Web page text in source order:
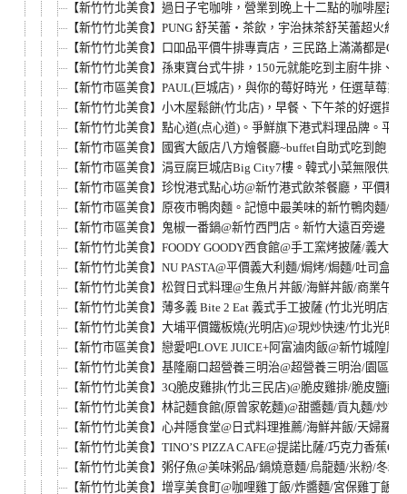
【新竹竹北美食】過日子宅咖啡，營業到晚上十二點的咖啡屋甜
【新竹竹北美食】PUNG 舒芙蕾‧茶飲，宇治抹茶舒芙蕾超火
【新竹竹北美食】口吅品平價牛排專賣店，三民路上滿滿都是
【新竹竹北美食】孫東寶台式牛排，150元就能吃到主廚牛排、
【新竹市區美食】PAUL(巨城店)，與你的莓好時光，任選草莓系
【新竹竹北美食】小木屋鬆餅(竹北店)，早餐、下午茶的好選擇
【新竹竹北美食】點心道(点心道)。爭鮮旗下港式料理品牌。平
【新竹市區美食】國賓大飯店八方燴餐廳~buffet自助式吃到飽
【新竹市區美食】涓豆腐巨城店Big City7樓。韓式小菜無限供
【新竹市區美食】珍悅港式點心坊@新竹港式飲茶餐廳，平價
【新竹市區美食】原夜市鴨肉麵。記憶中最美味的新竹鴨肉麵/
【新竹市區美食】鬼椒一番鍋@新竹西門店。新竹大遠百旁邊
【新竹竹北美食】FOODY GOODY西食館@手工窯烤披薩/義大
【新竹竹北美食】NU PASTA@平價義大利麵/焗烤/焗麵/吐司盒
【新竹竹北美食】松賀日式料理@生魚片丼飯/海鮮丼飯/商業午
【新竹竹北美食】薄多義 Bite 2 Eat 義式手工披薩 (竹北光明店
【新竹竹北美食】大埔平價鐵板燒(光明店)@現炒快速/竹北光明
【新竹市區美食】戀愛吧LOVE JUICE+阿富滷肉飯@新竹城隍
【新竹竹北美食】基隆廟口超營養三明治@超營養三明治/園區
【新竹竹北美食】3Q脆皮雞排(竹北三民店)@脆皮雞排/脆皮鹽
【新竹竹北美食】林記麵食館(原曾家乾麵)@甜醬麵/貢丸麵/炒
【新竹竹北美食】心丼隱食堂@日式料理推薦/海鮮丼飯/天婦羅/
【新竹竹北美食】TINO’S PIZZA CAFE@提諾比薩/巧克力香蕉
【新竹竹北美食】粥仔魚@美味粥品/鍋燒意麵/烏龍麵/米粉/冬粉
【新竹竹北美食】增享美食町@咖哩雞丁飯/炸醬麵/宮保雞丁飯/